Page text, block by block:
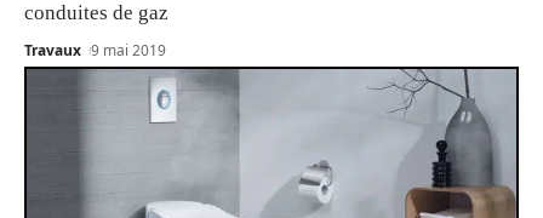
conduites de gaz
Travaux 9 mai 2019